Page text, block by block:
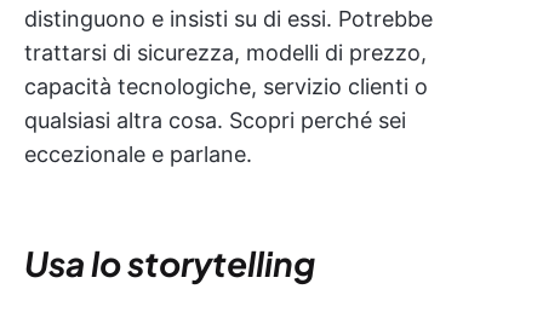
distinguono e insisti su di essi. Potrebbe
trattarsi di sicurezza, modelli di prezzo,
capacità tecnologiche, servizio clienti o
qualsiasi altra cosa. Scopri perché sei
eccezionale e parlane.
Usa lo storytelling